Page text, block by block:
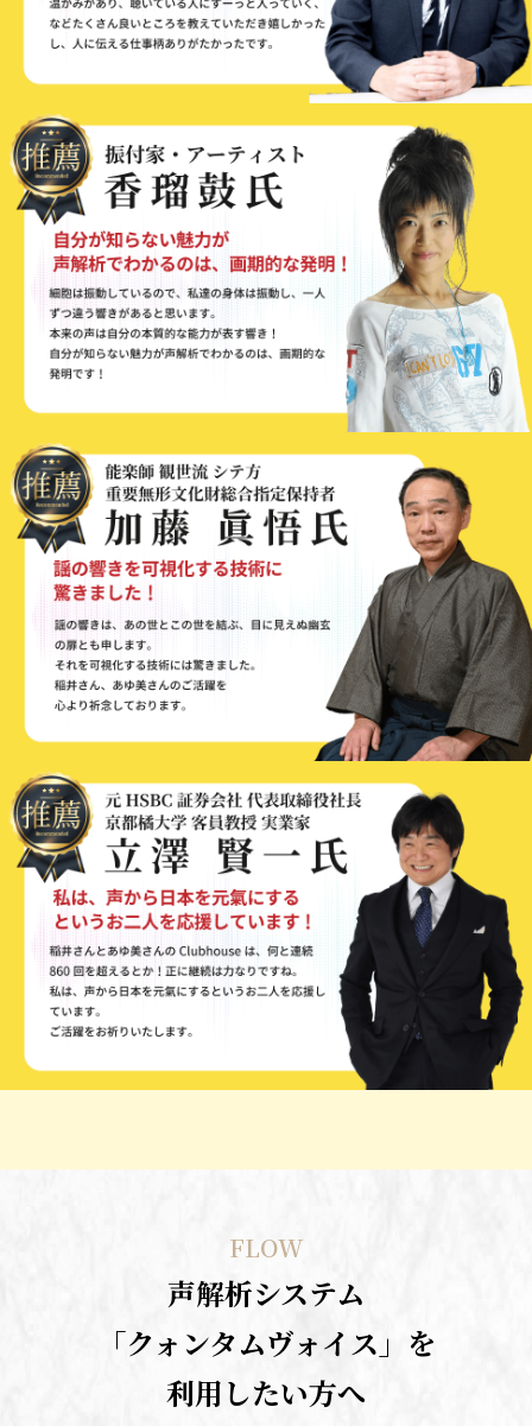
FLOW
声解析システム
「クォンタムヴォイス」を
利用したい方へ